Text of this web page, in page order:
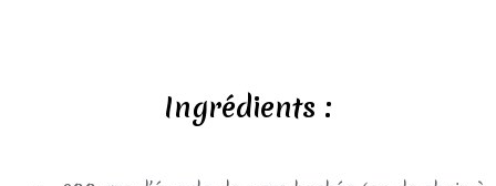
Ingrédients :